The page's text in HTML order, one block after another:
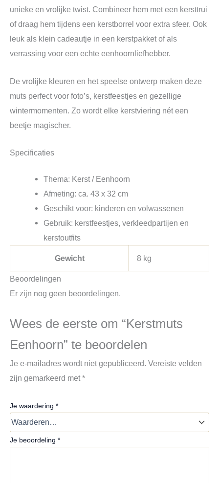
unieke en vrolijke twist. Combineer hem met een kersttrui
of draag hem tijdens een kerstborrel voor extra sfeer. Ook
leuk als klein cadeautje in een kerstpakket of als
verrassing voor een echte eenhoornliefhebber.
De vrolijke kleuren en het speelse ontwerp maken deze
muts perfect voor foto’s, kerstfeestjes en gezellige
wintermomenten. Zo wordt elke kerstviering nét een
beetje magischer.
Specificaties
Thema: Kerst / Eenhoorn
Afmeting: ca. 43 x 32 cm
Geschikt voor: kinderen en volwassenen
Gebruik: kerstfeestjes, verkleedpartijen en
kerstoutfits
Gewicht 8 kg
Beoordelingen
Er zijn nog geen beoordelingen.
Wees de eerste om “Kerstmuts
Eenhoorn” te beoordelen
Je e-mailadres wordt niet gepubliceerd. Vereiste velden
zijn gemarkeerd met*
Je waardering *
Je beoordeling *